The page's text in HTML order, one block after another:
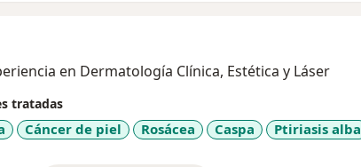
en Dermatología Clínica, Estética y Láser
tratadas
Cáncer de piel Rosácea Caspa Ptiriasis alba